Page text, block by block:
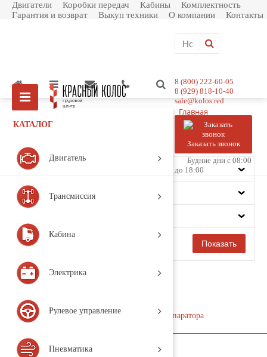
Двигатели Коробки передач Кабины
Комплектность
Гарантия и возврат
Выкуп техники О компании Контакты
8 (800) 222-60-05
8 (929) 818-10-40
sale@kolos.red
Заказать звонок
Будние дни с 08:00
до 18:00
КАТАЛОГ
Двигатель
Трансмиссия
Кабина
Электрика
Рулевое управление
Пневматика
Главная
Каталог товаров
Рама
Топливный бак
Фильтр
Цена
Производитель
Сепаратор топливный Стакан сепаратора
название